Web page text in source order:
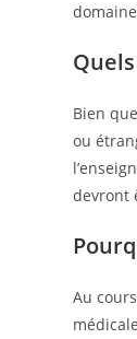
Bien
ou
devront
Au